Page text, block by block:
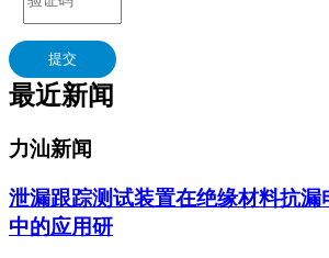
提交
最近新闻
力汕新闻
泄漏跟踪测试装置在绝缘材料抗漏
中的应用研